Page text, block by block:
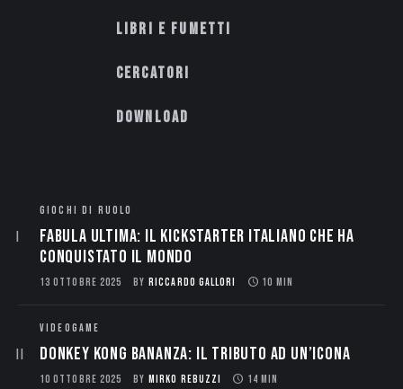
Libri e fumetti
Cercatori
Download
GIOCHI DI RUOLO
Fabula Ultima: il Kickstarter italiano che ha
conquistato il mondo
13 OTTOBRE 2025 BY RICCARDO GALLORI 10 MIN
VIDEOGAME
Donkey Kong Bananza: Il Tributo ad un’Icona
10 OTTOBRE 2025 BY MIRKO REBUZZI 14 MIN